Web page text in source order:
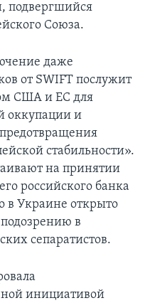
подвергшийся
Cоюза.
даже
от SWIFT послужит
США и ЕС для
оккупации и
стабильности».
на принятии
российского банка
в Украине открыто
подозрению в
сепаратистов.
инициативой